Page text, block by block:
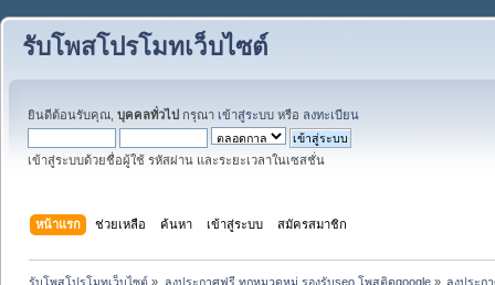
รับโพสโปรโมทเว็บไซต์
ยินดีต้อนรับคุณ, บุคคลทั่วไป กรุณา เข้าสู่ระบบ หรือ ลงทะเบียน
เข้าสู่ระบบด้วยชื่อผู้ใช้ รหัสผ่าน และระยะเวลาในเซสชั่น
หน้าแรก ช่วยเหลือ ค้นหา เข้าสู่ระบบ สมัครสมาชิก
รับโพสโปรโมทเว็บไซต์ » ลงประกาศฟรี ทุกหมวดหมู่ รองรับseo โพสติดgoogle» ลงประก